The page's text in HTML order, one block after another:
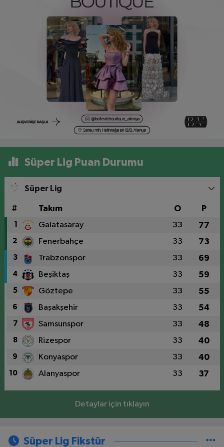
Süper Lig Puan Durumu
Süper Lig
# Takım O P
1 Galatasaray 33 77
2 Fenerbahçe 33 73
3 Trabzonspor 33 69
4 Beşiktaş 33 59
5 Göztepe 33 55
6 Başakşehir 33 54
7 Samsunspor 33 48
8 Rizespor 33 40
9 Konyaspor 33 40
10 Alanyaspor 33 37
Detaylar için tıklayın
Süper Lig Fikstür